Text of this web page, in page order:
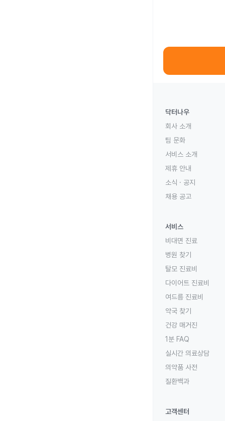
닥터나우
회사 소개
팀 문화
서비스 소개
제휴 안내
소식 · 공지
채용 공고
서비스
비대면 진료
병원 찾기
탈모 진료비
다이어트 진료비
여드름 진료비
약국 찾기
건강 매거진
1분 FAQ
실시간 의료상담
의약품 사전
질환백과
고객센터